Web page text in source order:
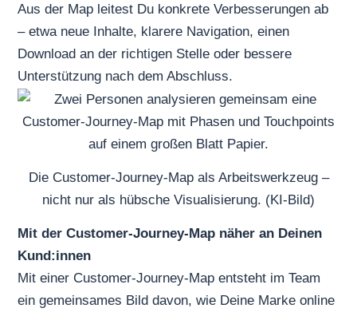
Aus der Map leitest Du konkrete Verbesserungen ab
– etwa neue Inhalte, klarere Navigation, einen
Download an der richtigen Stelle oder bessere
Unterstützung nach dem Abschluss.
Die Customer-Journey-Map als Arbeitswerkzeug –
nicht nur als hübsche Visualisierung. (KI-Bild)
Mit der Customer-Journey-Map näher an Deinen
Kund:innen
Mit einer Customer-Journey-Map entsteht im Team
ein gemeinsames Bild davon, wie Deine Marke online